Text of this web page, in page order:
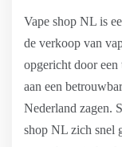
Vape shop NL is
de verkoop van
opgericht door een
aan een
Nederland zagen.
shop NL zich snel